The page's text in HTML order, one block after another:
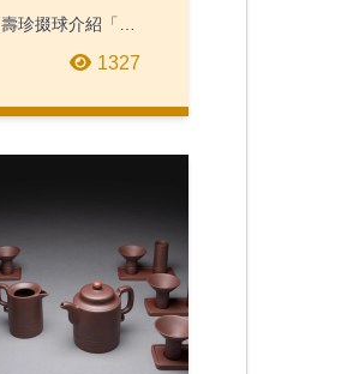
壽珍掇球介紹「壽
珍掇球」是清末民
國年間著名紫砂藝
人程壽珍所做，他
「友廷掇球」的基
1327